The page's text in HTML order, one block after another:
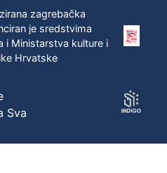
zagrebačka
je sredstvima
i Ministarstva kulture i
Hrvatske
Sva